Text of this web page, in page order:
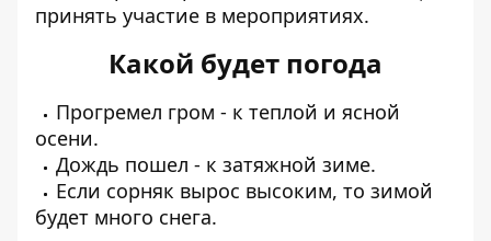
принять участие в мероприятиях.
Какой будет погода
Прогремел гром - к теплой и ясной
осени.
Дождь пошел - к затяжной зиме.
Если сорняк вырос высоким, то зимой
будет много снега.